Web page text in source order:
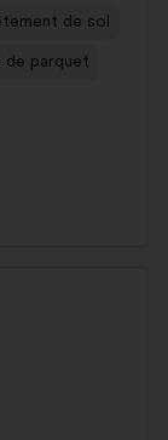
de sol
de parquet